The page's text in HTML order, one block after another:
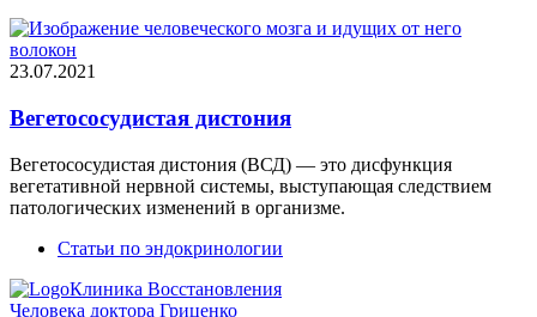
23.07.2021
Вегетососудистая дистония
Вегетососудистая дистония (ВСД) — это дисфункция
вегетативной нервной системы, выступающая следствием
патологических изменений в организме.
Статьи по эндокринологии
Клиника Восстановления
Человека доктора Гриценко